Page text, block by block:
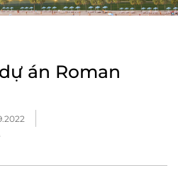
án Roman